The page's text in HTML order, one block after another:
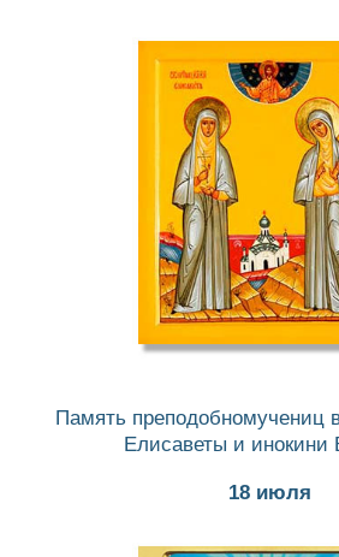
Память преподобномучениц
Елисаветы и инокини
18 июля